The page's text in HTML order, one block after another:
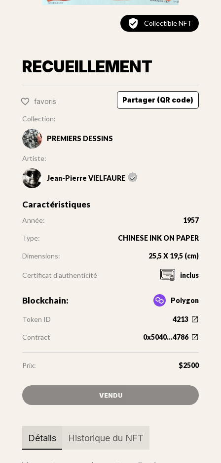
Collectible NFT
RECUEILLEMENT
favoris Partager (QR code)
Collection:
PREMIERS DESSINS
Artiste:
Jean-Pierre VIELFAURE
Caractéristiques
Année: 1957
Type: CHINESE INK ON PAPER
Dimensions: 25,5 X 19,5 (cm)
Certificat d'authenticité inclus
Blockchain: Polygon
Token ID 4213
Contract 0x5040...4786
Prix: $2500
VENDU
Détails Historique du NFT